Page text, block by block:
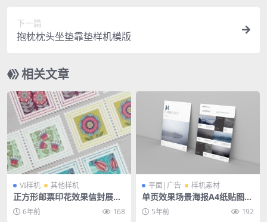
下一篇
抱枕枕头坐垫靠垫样机模版
相关文章
VI样机 其他样机
正方形邮票印花效果信封展示
样机PSD源文件智能贴图分层
设计素材
6年前 168
平面|广告 样机素材
单页效果场景海报A4纸贴图ps
d素材
5年前 192